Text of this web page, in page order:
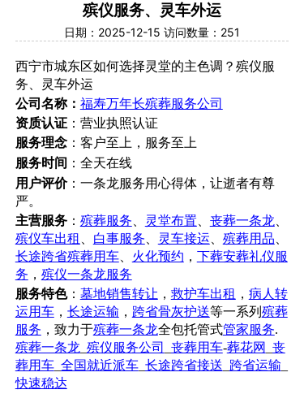
殡仪服务、灵车外运
日期：2025-12-15 访问数量：251
西宁市城东区如何选择灵堂的主色调？ 殡仪服
务、灵车外运
公司名称： 福寿万年长殡葬服务公司
资质认证：营业执照认证
服务理念：客户至上，服务至上
服务时间 ：全天在线
用户评价： 一条龙服务用心得体，让逝者有尊
严。
主营服务： 殡葬服务 灵堂布置 丧葬一条龙
殡仪车出租
白事服务 灵车接运 殡葬用品
长途跨省殡葬用车、 火化预约 ， 下葬安葬礼仪服
务 ， 殡仪一条龙服务
服务特色： 墓地销售转让 ， 救护车出租 ， 病人转
运用车， 长途运输 ， 跨省骨灰护送等一系列 殡葬
服务 ，致力于殡葬一条龙全包托管式管家服务.
殡葬一条龙 殡仪服务公司 丧葬用车-葬花网
丧
葬用车_ 全国就近派车_ 长途跨省接送 跨省运输
快速稳达